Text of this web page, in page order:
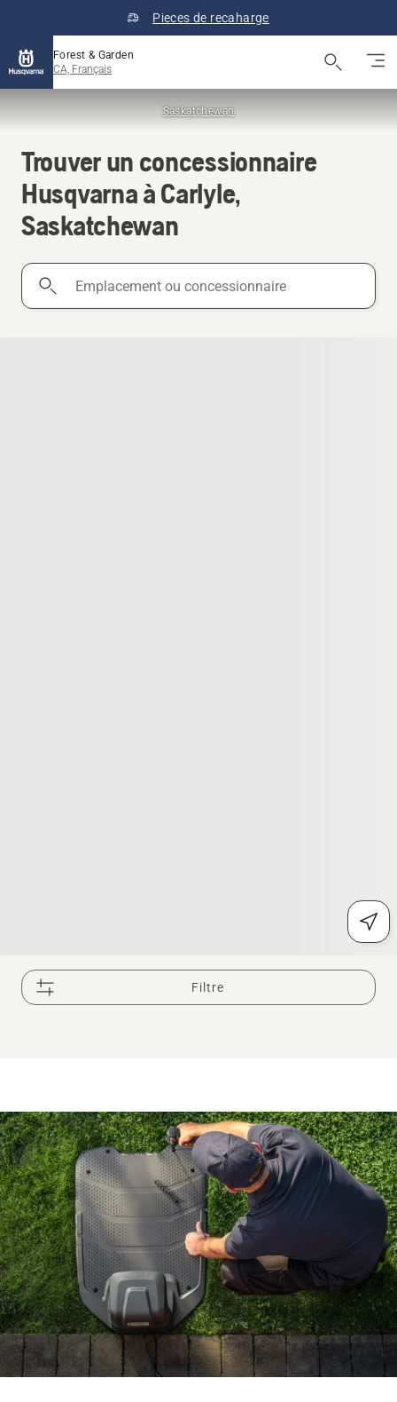
Pieces de recaharge
Forest & Garden
CA, Français
Saskatchewan
Trouver un concessionnaire
Husqvarna à Carlyle,
Saskatchewan
Emplacement
Filtre